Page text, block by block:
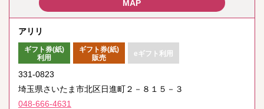
アリリ
ギフト券(紙)
利用
ギフト券(紙)
販売
eギフト利用
331-0823
埼玉県さいたま市北区日進町２－８１５－３
048-666-4631